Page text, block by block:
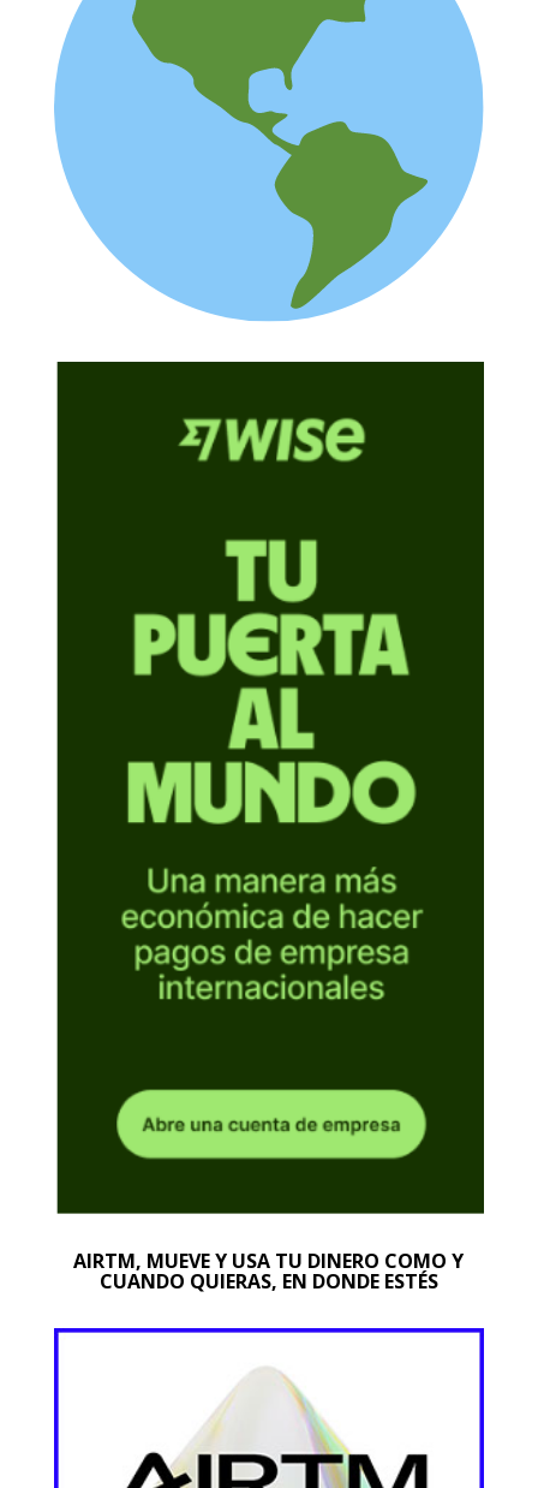
AIRTM, MUEVE Y USA TU DINERO COMO Y
CUANDO QUIERAS, EN DONDE ESTÉS